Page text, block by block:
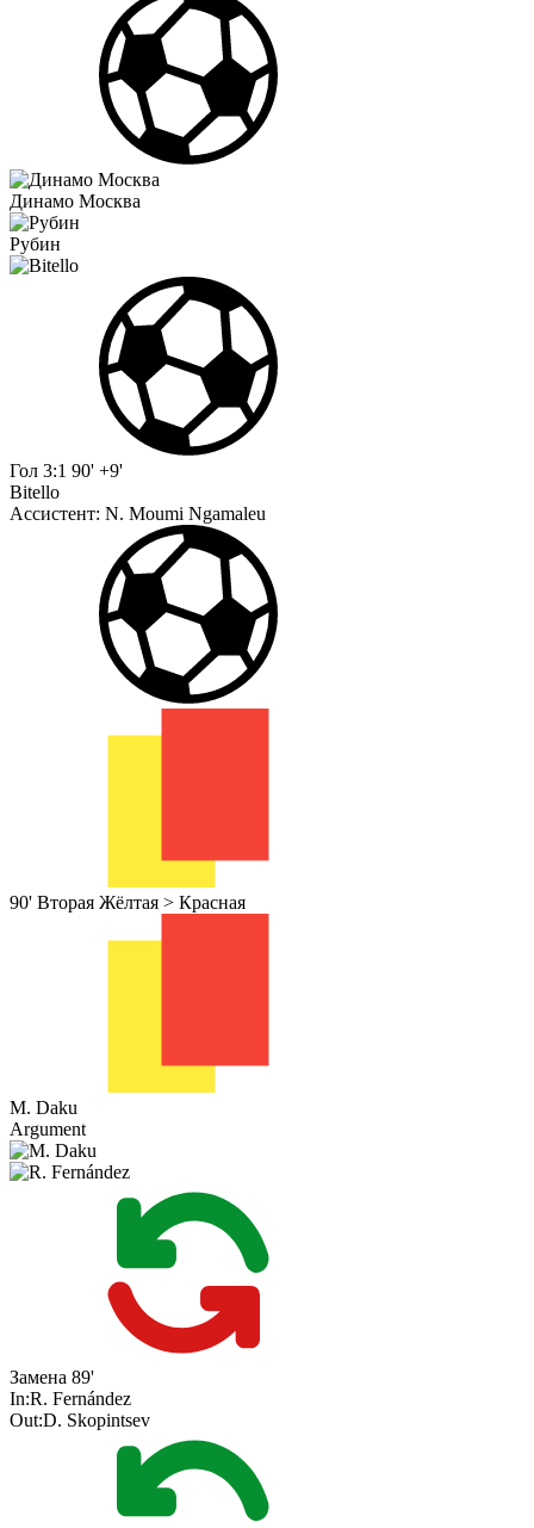
Динамо Москва
Рубин
Гол 3:1 90' +9'
Bitello
Ассистент: N. Moumi Ngamaleu
90' Вторая Жёлтая > Красная
M. Daku
Argument
Замена 89'
In:R. Fernández
Out:D. Skopintsev